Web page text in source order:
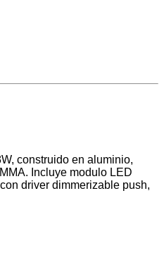
construido en aluminio,
Incluye modulo LED
driver dimmerizable push,